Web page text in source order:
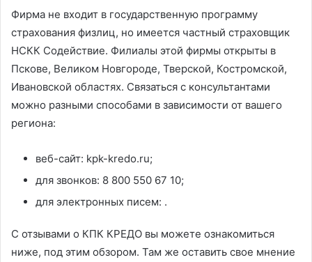
Фирма не входит в государственную программу
страхования физлиц, но имеется частный страховщик
НСКК Содействие. Филиалы этой фирмы открыты в
Пскове, Великом Новгороде, Тверской, Костромской,
Ивановской областях. Связаться с консультантами
можно разными способами в зависимости от вашего
региона:
веб-сайт: kpk-kredo.ru;
для звонков: 8 800 550 67 10;
для электронных писем: .
С отзывами о КПК КРЕДО вы можете ознакомиться
ниже, под этим обзором. Там же оставить свое мнение